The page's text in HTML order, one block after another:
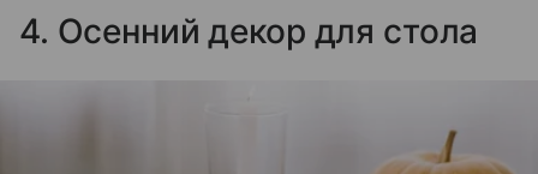
4. Осенний декор для стола